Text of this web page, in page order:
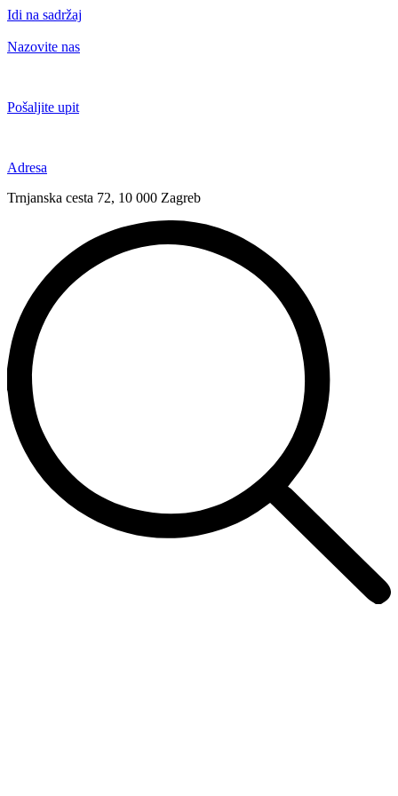
Idi na sadržaj
Nazovite nas
Pošaljite upit
Adresa
Trnjanska cesta 72, 10 000 Zagreb